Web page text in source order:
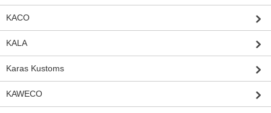
KACO
KALA
Karas Kustoms
KAWECO